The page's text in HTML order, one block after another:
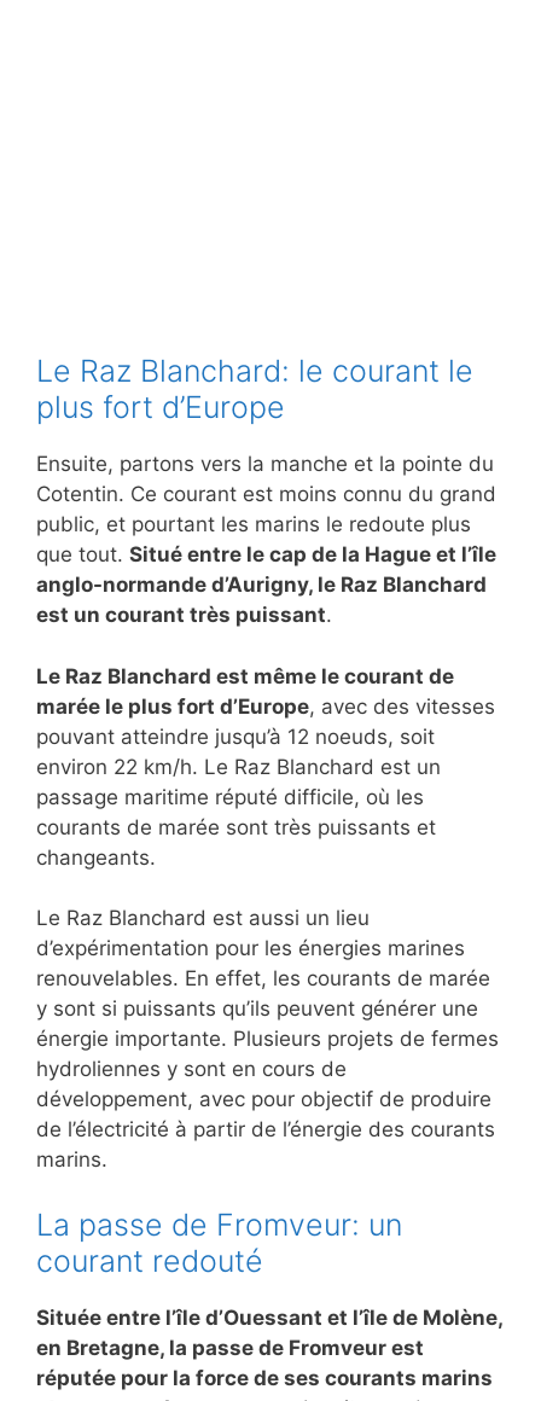
Le Raz Blanchard: le courant le
plus fort d’Europe
Ensuite, partons vers la manche et la pointe du
Cotentin. Ce courant est moins connu du grand
public, et pourtant les marins le redoute plus
que tout. Situé entre le cap de la Hague et l’île
anglo-normande d’Aurigny, le Raz Blanchard
est un courant très puissant.
Le Raz Blanchard est même le courant de
marée le plus fort d’Europe, avec des vitesses
pouvant atteindre jusqu’à 12 noeuds, soit
environ 22 km/h. Le Raz Blanchard est un
passage maritime réputé difficile, où les
courants de marée sont très puissants et
changeants.
Le Raz Blanchard est aussi un lieu
d’expérimentation pour les énergies marines
renouvelables. En effet, les courants de marée
y sont si puissants qu’ils peuvent générer une
énergie importante. Plusieurs projets de fermes
hydroliennes y sont en cours de
développement, avec pour objectif de produire
de l’électricité à partir de l’énergie des courants
marins.
La passe de Fromveur: un
courant redouté
Située entre l’île d’Ouessant et l’île de Molène,
en Bretagne, la passe de Fromveur est
réputée pour la force de ses courants marins